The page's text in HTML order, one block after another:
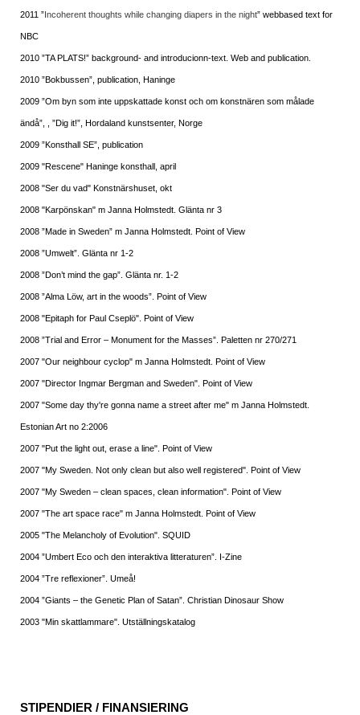
2011 ”Incoherent thoughts while changing diapers in the night” webbased text for
NBC
2010 ”TA PLATS!” background- and introducionn-text. Web and publication.
2010 ”Bokbussen”, publication, Haninge
2009 ”Om byn som inte uppskattade konst och om konstnären som målade
ändå”, , ”Dig it!”, Hordaland kunstsenter, Norge
2009 ”Konsthall SE”, publication
2009 "Rescene" Haninge konsthall, april
2008 "Ser du vad" Konstnärshuset, okt
2008 "Karpönskan" m Janna Holmstedt. Glänta nr 3
2008 ”Made in Sweden” m Janna Holmstedt. Point of View
2008 ”Umwelt”. Glänta nr 1-2
2008 ”Don’t mind the gap”. Glänta nr. 1-2
2008 ”Alma Löw, art in the woods”. Point of View
2008 "Epitaph for Paul Cseplö". Point of View
2008 ”Trial and Error – Monument for the Masses”. Paletten nr 270/271
2007 "Our neighbour cyclop" m Janna Holmstedt. Point of View
2007 "Director Ingmar Bergman and Sweden". Point of View
2007 "Some day thy're gonna name a street after me" m Janna Holmstedt.
Estonian Art no 2:2006
2007 "Put the light out, erase a line". Point of View
2007 "My Sweden. Not only clean but also well registered". Point of View
2007 "My Sweden – clean spaces, clean information". Point of View
2007 "The art space race" m Janna Holmstedt. Point of View
2005 "The Melancholy of Evolution". SQUID
2004 ”Umbert Eco och den interaktiva litteraturen”. I-Zine
2004 ”Tre reflexioner”. Umeå!
2004 ”Giants – the Genetic Plan of Satan”. Christian Dinosaur Show
2003 "Min skattlammare". Utställningskatalog
STIPENDIER / FINANSIERING